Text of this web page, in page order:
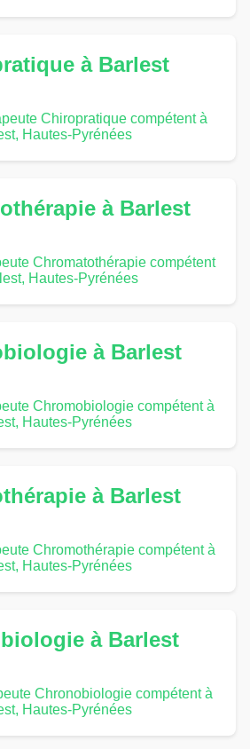
à Barlest
Chiropratique compétent à
Hautes-Pyrénées
à Barlest
Chromatothérapie compétent
Hautes-Pyrénées
à Barlest
Chromobiologie compétent à
Hautes-Pyrénées
à Barlest
Chromothérapie compétent à
Hautes-Pyrénées
à Barlest
Chronobiologie compétent à
Hautes-Pyrénées